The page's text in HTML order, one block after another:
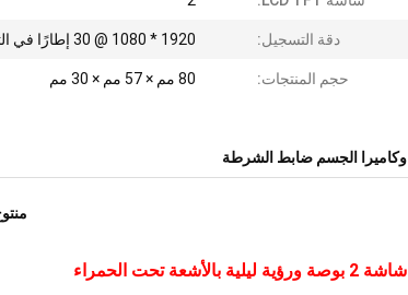
دقة التسجيل: 1920 * 1080 @ 30 إطارًا في الثانية
حجم المنتجات: 80 مم × 57 مم × 30 مم
وكاميرا الجسم ضابط الشرطة